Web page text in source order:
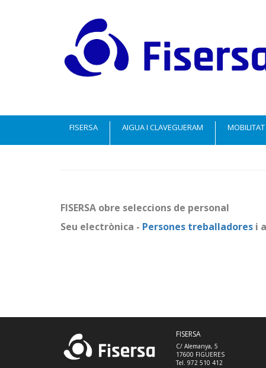
FISERSA AIGUA I CLAVEGUERAM MOBILITAT
FISERSA obre seleccions de personal
Seu electrònica - Persones treballadores i a
FISERSA
C/ Alemanya, 5
17600 FIGUERES
Tel. 972 510 412